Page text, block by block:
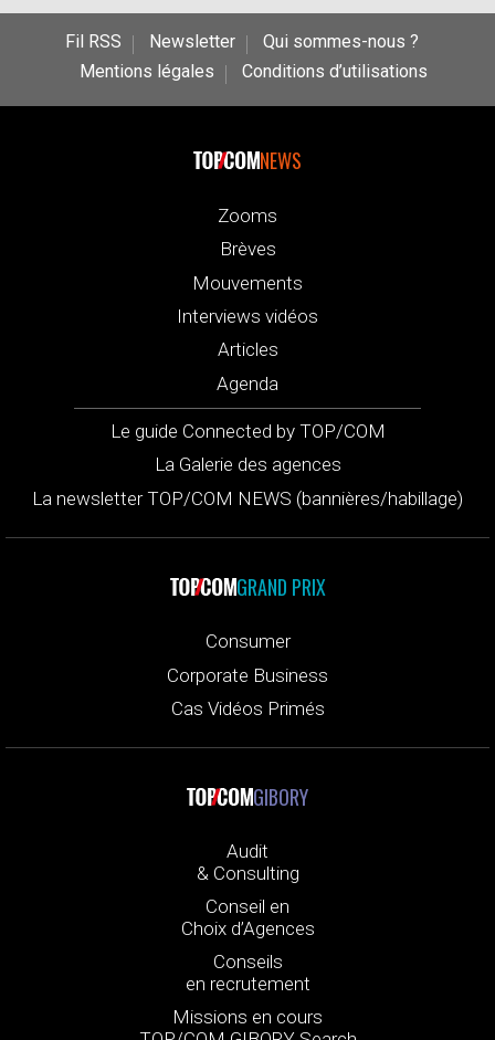
Fil RSS Newsletter
Qui sommes-nous ?
Mentions légales
Conditions d’utilisations
NEWS
Zooms
Brèves
Mouvements
Interviews vidéos
Articles
Agenda
Le guide Connected by TOP/COM
La Galerie des agences
La newsletter TOP/COM NEWS (bannières/habillage)
GRAND PRIX
Consumer
Corporate Business
Cas Vidéos Primés
GIBORY
Audit
& Consulting
Conseil en
Choix d’Agences
Conseils
en recrutement
Missions en cours